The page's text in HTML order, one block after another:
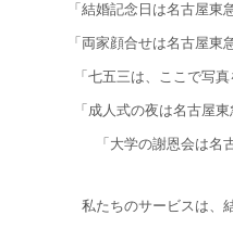
「結婚記念日は名古屋東
「両家顔合せは名古屋東
「七五三は、ここで写
「成人式の夜は名古屋
「大学の謝恩会は名
私たちのサービスは、